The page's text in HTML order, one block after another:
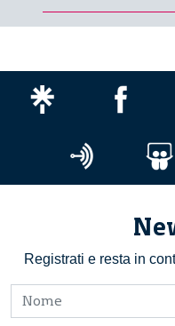
Registrati e resta in